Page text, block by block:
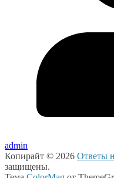
admin
Копирайт © 2026 Ответы
защищены.